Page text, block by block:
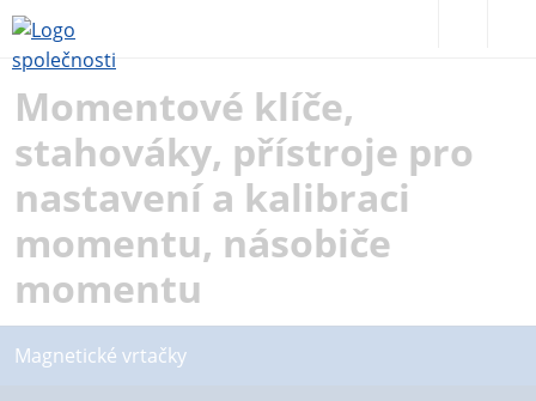
Momentové klíče,
stahováky, přístroje pro
nastavení a kalibraci
momentu, násobiče
momentu
Magnetické vrtačky